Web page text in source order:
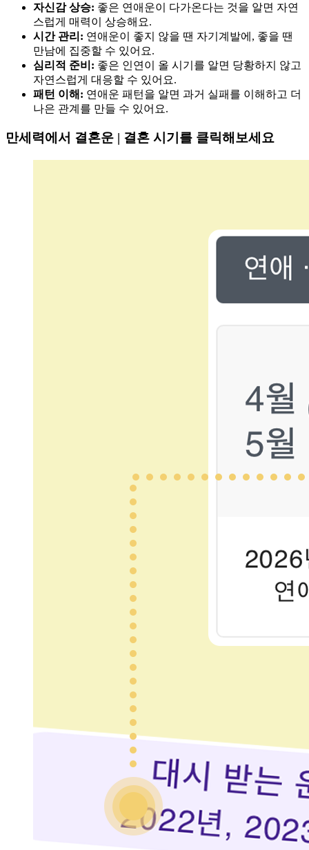
자신감 상승: 좋은 연애운이 다가온다는 것을 알면 자연
스럽게 매력이 상승해요.
시간 관리: 연애운이 좋지 않을 땐 자기계발에, 좋을 땐
만남에 집중할 수 있어요.
심리적 준비: 좋은 인연이 올 시기를 알면 당황하지 않고
자연스럽게 대응할 수 있어요.
패턴 이해: 연애운 패턴을 알면 과거 실패를 이해하고 더
나은 관계를 만들 수 있어요.
만세력에서 결혼운 | 결혼 시기를 클릭해보세요